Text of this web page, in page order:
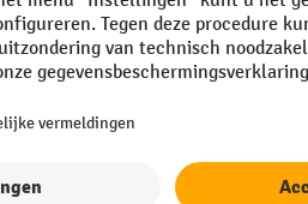
Makkelijk 2
Met 4 gaten voor